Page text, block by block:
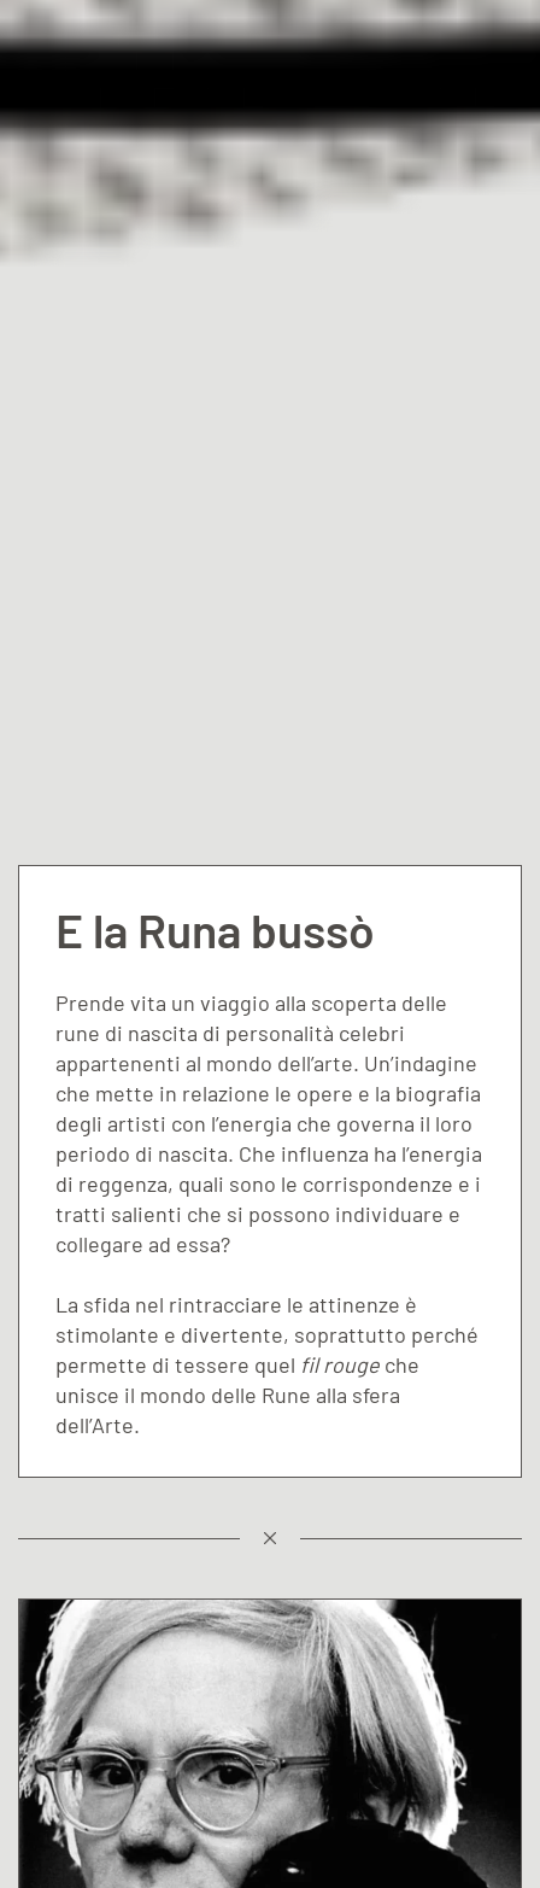
E la Runa bussò
Prende vita un viaggio alla scoperta delle
rune di nascita di personalità celebri
appartenenti al mondo dell’arte. Un’indagine
che mette in relazione le opere e la biografia
degli artisti con l’energia che governa il loro
periodo di nascita. Che influenza ha l’energia
di reggenza, quali sono le corrispondenze e i
tratti salienti che si possono individuare e
collegare ad essa?
La sfida nel rintracciare le attinenze è
stimolante e divertente, soprattutto perché
permette di tessere quel fil rouge che
unisce il mondo delle Rune alla sfera
dell’Arte.